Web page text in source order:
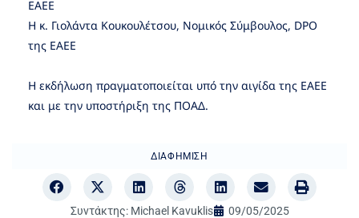
ΕΑΕΕ
Η κ. Γιολάντα Κουκουλέτσου, Νομικός Σύμβουλος, DPO
της ΕΑΕΕ
Η εκδήλωση πραγματοποιείται υπό την αιγίδα της ΕΑΕΕ
και με την υποστήριξη της ΠΟΑΔ.
ΔΙΑΦΉΜΙΣΗ
Συντάκτης:Michael Kavuklis 09/05/2025